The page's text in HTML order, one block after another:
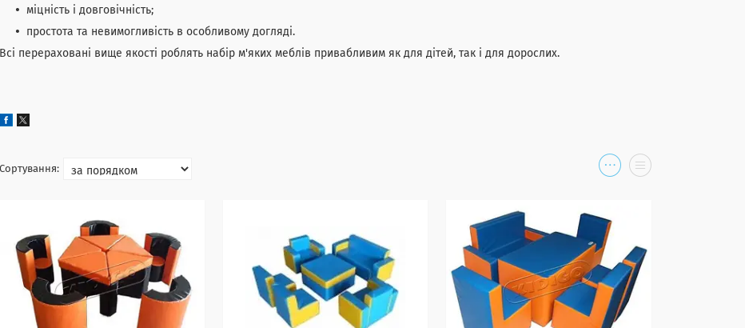
міцність і довговічність;
простота та невимогливість в особливому догляді.
Всі перераховані вище якості роблять набір м'яких меблів привабливим як для дітей, так і для дорослих.